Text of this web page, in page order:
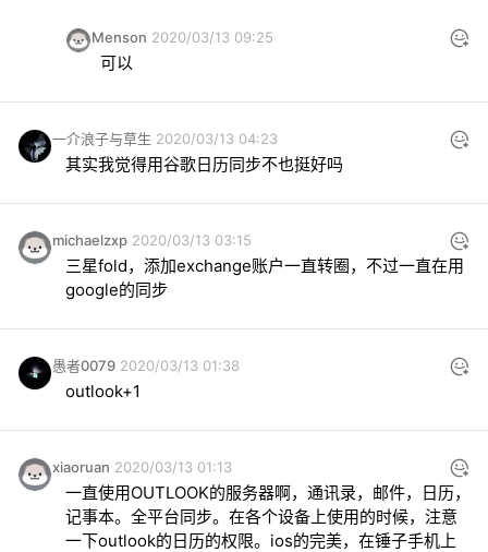
Menson 2020/03/13 09:25
可以
一介浪子与草生 2020/03/13 04:23
其实我觉得用谷歌日历同步不也挺好吗
michaelzxp 2020/03/13 03:15
三星fold，添加exchange账户一直转圈，不过一直在用
google的同步
愚者0079 2020/03/13 01:38
outlook+1
xiaoruan 2020/03/13 01:13
一直使用OUTLOOK的服务器啊，通讯录，邮件，日历，
记事本。全平台同步。在各个设备上使用的时候，注意
一下outlook的日历的权限。ios的完美，在锤子手机上